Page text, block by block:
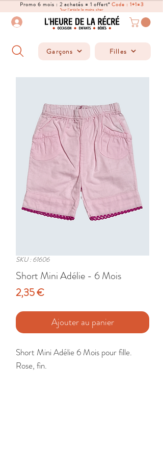
Promo 6 mois : 2 achetés = 1 offert*Code : 1+1=3
*sur l'article le moins cher
Garçons Filles
SKU : 61606
Short Mini Adélie - 6 Mois
2,35 €Prix
Ajouter au panier
Short Mini Adélie 6 Mois pour fille.
Rose, fin.